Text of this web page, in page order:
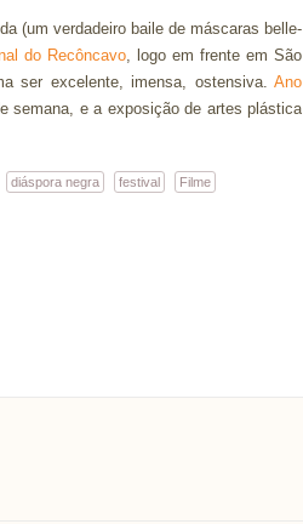
(um verdadeiro baile de máscaras belle-
do Recôncavo, logo em frente em São
ser excelente, imensa, ostensiva. Ano
semana, e a exposição de artes plástica
diáspora negra festival Filme